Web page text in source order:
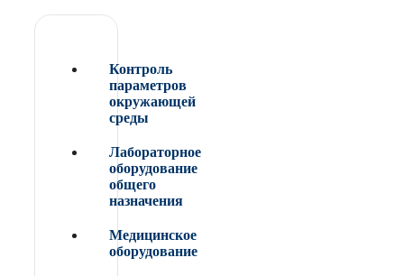
Контроль
параметров
окружающей
среды
Лабораторное
оборудование
общего
назначения
Медицинское
оборудование